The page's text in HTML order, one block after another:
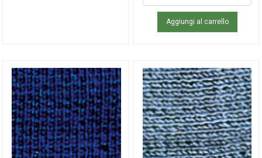
Aggiungi al carrello